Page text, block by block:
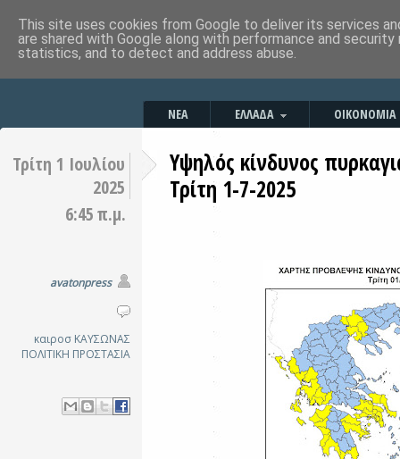
ΝΕΑ ΕΛΛΑΔΑ ΟΙΚΟΝΟΜΙΑ
Τρίτη 1 Ιουλίου
2025
6:45 π.μ.
avatonpress
καιροσ ΚΑΥΣΩΝΑΣ
ΠΟΛΙΤΙΚΗ ΠΡΟΣΤΑΣΙΑ
Υψηλός κίνδυνος
Τρίτη 1-7-2025
This site uses cookies from Google to deliver its services
are shared with Google along with performance and
statistics, and to detect and address abuse.